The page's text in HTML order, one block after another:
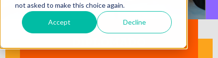
not asked to make this choice again.
Accept Decline